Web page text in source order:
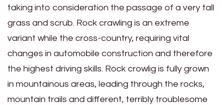
taking into consideration the passage of a very tall
grass and scrub. Rock crawling is an extreme
variant while the cross-country, requiring vital
changes in automobile construction and therefore
the highest driving skills. Rock crowlig is fully grown
in mountainous areas, leading through the rocks,
mountain trails and different, terribly troublesome